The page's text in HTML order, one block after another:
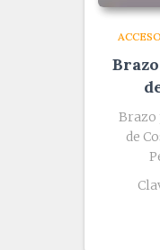
Brazo
de